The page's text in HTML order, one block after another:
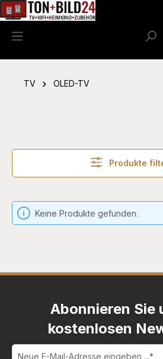
springen
TV OLED-TV
Produkte
Keine Produkte gefunden.
Abonnieren Sie
kostenlosen